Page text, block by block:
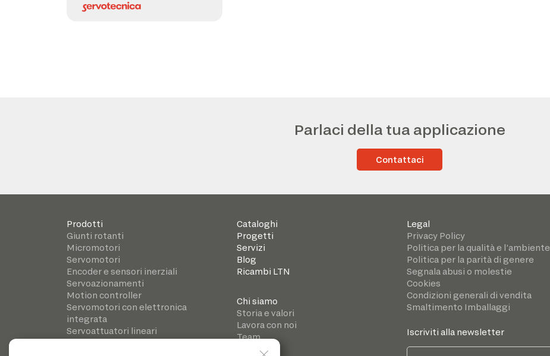
Parlaci della tua applicazione
Contattaci
Prodotti
Giunti rotanti
Micromotori
Servomotori
Encoder e sensori inerziali
Servoazionamenti
Motion controller
Servomotori con elettronica
integrata
Servoattuatori lineari
Cataloghi
Progetti
Servizi
Blog
Ricambi LTN
Chi siamo
Storia e valori
Lavora con noi
Team
Legal
Privacy Policy
Politica per la qualità e l’ambiente
Politica per la parità di genere
Segnala abusi o molestie
Cookies
Condizioni generali di vendita
Smaltimento Imballaggi
Iscriviti alla newsletter